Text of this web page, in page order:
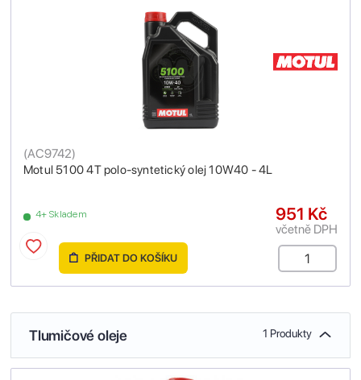
Motul 5100 4T polo-syntetický olej 10W40 - 4L
(AC9742)
4+ Skladem 951 Kč
včetně DPH
PŘIDAT DO KOŠÍKU
Tlumičové oleje 1 Produkty